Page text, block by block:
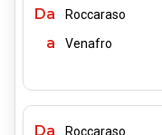
Da
a
Roccaraso
Venafro
Da
Roccaraso